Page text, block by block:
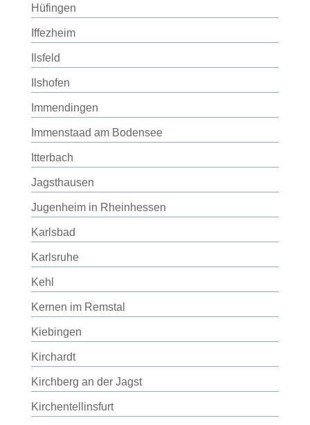
Hüfingen
Iffezheim
Ilsfeld
Ilshofen
Immendingen
Immenstaad am Bodensee
Itterbach
Jagsthausen
Jugenheim in Rheinhessen
Karlsbad
Karlsruhe
Kehl
Kernen im Remstal
Kiebingen
Kirchardt
Kirchberg an der Jagst
Kirchentellinsfurt